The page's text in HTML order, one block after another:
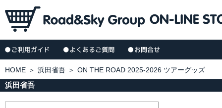
HOME ＞ 浜田省吾 ＞ ON THE ROAD 2025-2026 ツアーグッズ
浜田省吾